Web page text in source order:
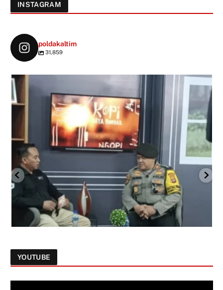
INSTAGRAM
poldakaltim
31,859
YOUTUBE